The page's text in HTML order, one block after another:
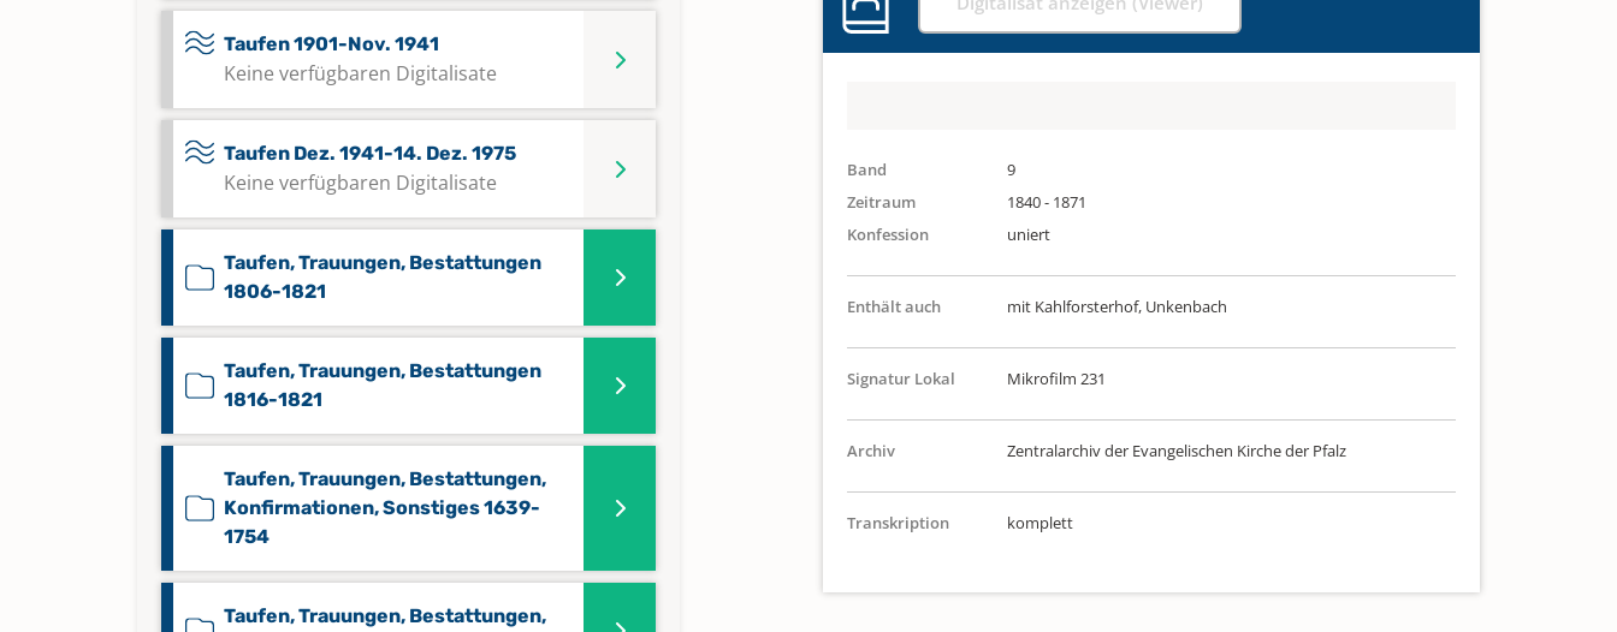
Taufen 1901-Nov. 1941
Keine verfügbaren Digitalisate
Taufen Dez. 1941-14. Dez. 1975
Keine verfügbaren Digitalisate
Taufen, Trauungen, Bestattungen
1806-1821
Taufen, Trauungen, Bestattungen
1816-1821
Taufen, Trauungen, Bestattungen,
Konfirmationen, Sonstiges 1639-
1754
Taufen, Trauungen, Bestattungen,
Band
9
Zeitraum
1840 - 1871
Konfession
uniert
Enthält auch mit Kahlforsterhof, Unkenbach
Signatur Lokal Mikrofilm 231
Archiv Zentralarchiv der Evangelischen Kirche der Pfalz
Transkription komplett